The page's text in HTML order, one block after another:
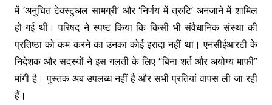
में ‘अनुचित टेक्स्टुअल सामग्री’ और ‘निर्णय में त्रुटि’ अनजाने में शामिल
हो गई थी। परिषद ने स्पष्ट किया कि किसी भी संवैधानिक संस्था की
प्रतिष्ठा को कम करने का उनका कोई इरादा नहीं था। एनसीईआरटी के
निदेशक और सदस्यों ने इस गलती के लिए “बिना शर्त और अयोग्य माफी”
मांगी है। पुस्तक अब उपलब्ध नहीं है और सभी प्रतियां वापस ली जा रही
हैं।